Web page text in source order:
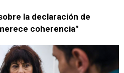
la declaración de
coherencia"